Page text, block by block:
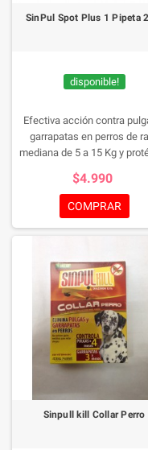
SinPul Spot Plus 1 Pipeta
disponible!
Efectiva acción contra
garrapatas en perros de
mediana de 5 a 15 Kg y
$4.990
COMPRAR
Sinpull kill Collar Perro